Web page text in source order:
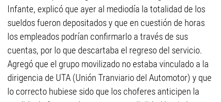
Infante, explicó que ayer al mediodía la totalidad de los
sueldos fueron depositados y que en cuestión de horas
los empleados podrían confirmarlo a través de sus
cuentas, por lo que descartaba el regreso del servicio.
Agregó que el grupo movilizado no estaba vinculado a la
dirigencia de UTA (Unión Tranviario del Automotor) y que
lo correcto hubiese sido que los choferes anticipen la